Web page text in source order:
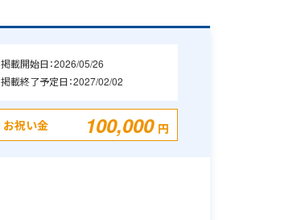
掲載開始日：2026/05/26
掲載終了予定日：2027/02/02
お祝い金 100,000 円